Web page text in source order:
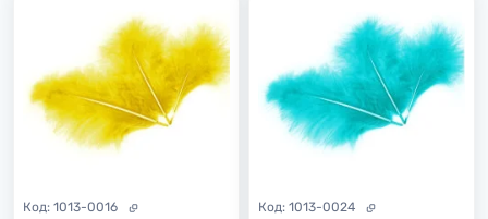
Код: 1013-0016 Код: 1013-0024